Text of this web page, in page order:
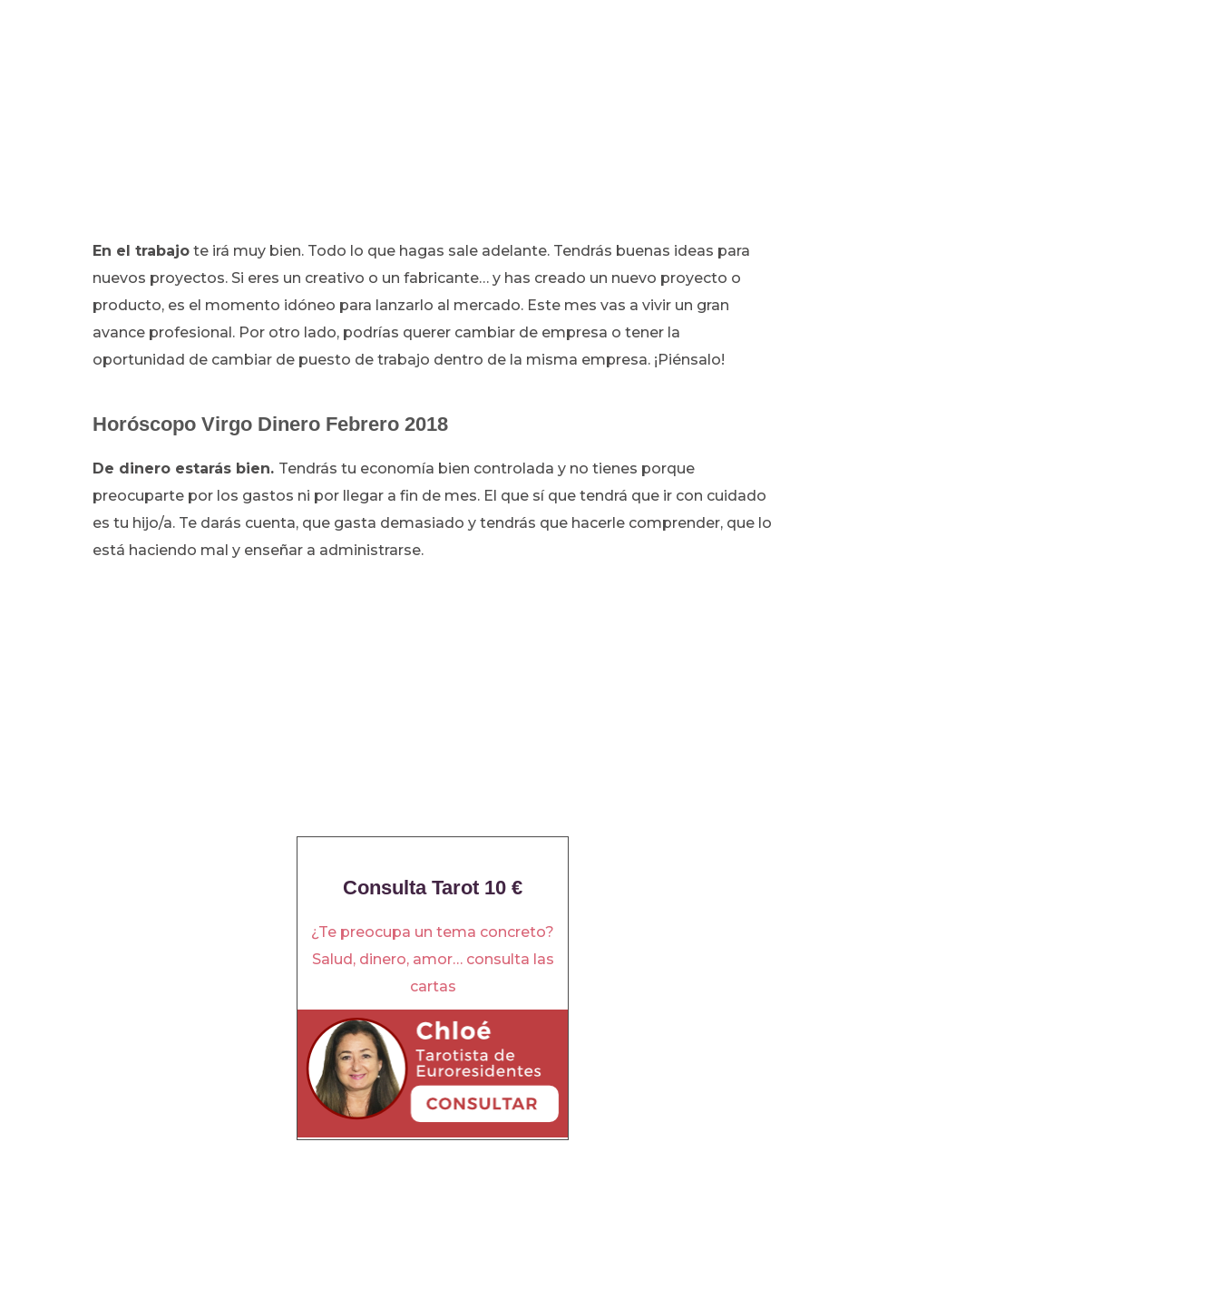
En el trabajo te irá muy bien. Todo lo que hagas sale adelante. Tendrás buenas ideas para
nuevos proyectos. Si eres un creativo o un fabricante… y has creado un nuevo proyecto o
producto, es el momento idóneo para lanzarlo al mercado. Este mes vas a vivir un gran
avance profesional. Por otro lado, podrías querer cambiar de empresa o tener la
oportunidad de cambiar de puesto de trabajo dentro de la misma empresa. ¡Piénsalo!
Horóscopo Virgo Dinero Febrero 2018
De dinero estarás bien. Tendrás tu economía bien controlada y no tienes porque
preocuparte por los gastos ni por llegar a fin de mes. El que sí que tendrá que ir con cuidado
es tu hijo/a. Te darás cuenta, que gasta demasiado y tendrás que hacerle comprender, que lo
está haciendo mal y enseñar a administrarse.
Consulta Tarot 10 €
¿Te preocupa un tema concreto?
Salud, dinero, amor… consulta las
cartas